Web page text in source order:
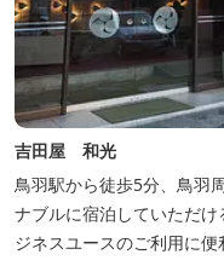
吉田屋 和光
鳥羽駅から徒歩5分、鳥羽
ナブルに宿泊していただ
ジネスユースのご利用に便